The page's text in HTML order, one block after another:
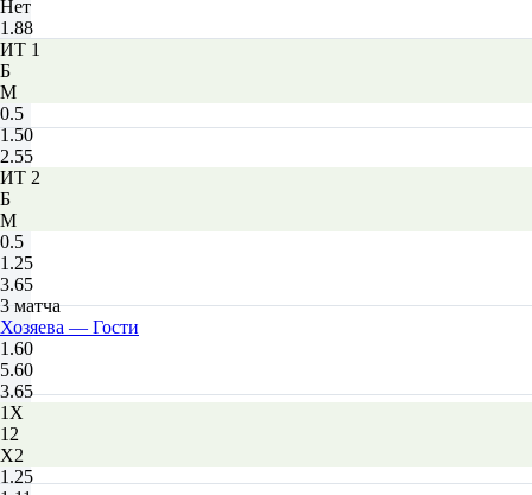
Нет
1.88
ИТ 1
Б
М
0.5
1.50
2.55
ИТ 2
Б
М
0.5
1.25
3.65
3 матча
Хозяева — Гости
1.60
5.60
3.65
1X
12
X2
1.25